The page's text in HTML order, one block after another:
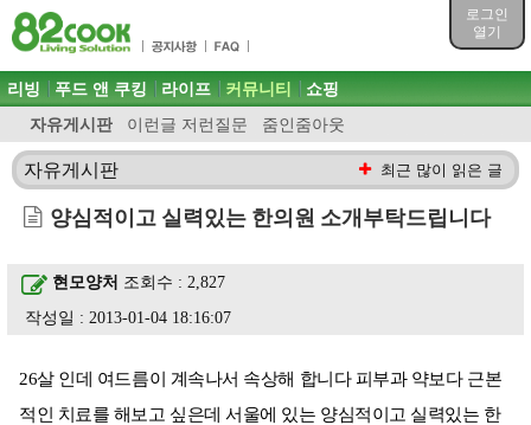
로그인
열기
목차
주메뉴 바로가기
컨텐츠 바로가기
검색 바로가기
로그인 바로가기
주메뉴
리빙 푸드 앤 쿠킹 라이프 커뮤니티
자유게시판 이런글 저런질문 줌인줌아웃
쇼핑
자유게시판 최근 많이 읽은 글
양심적이고 실력있는 한의원 소개부탁드립니다
현모양처 조회수 : 2,827
작성일 : 2013-01-04 18:16:07
26살 인데 여드름이 계속나서 속상해 합니다 피부과 약보다 근본
적인 치료를 해보고 싶은데 서울에 있는 양심적이고 실력있는 한